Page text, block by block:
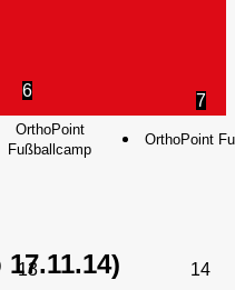
6
OrthoPoint
Fußballcamp
7
OrthoPoint
13 14